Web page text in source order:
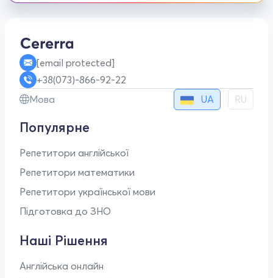
[email protected]
+38(073)-866-92-22
Мова
UA RU
Популярне
Репетитори англійської
Репетитори математики
Репетитори української мови
Підготовка до ЗНО
Наші Рішення
Англійська онлайн